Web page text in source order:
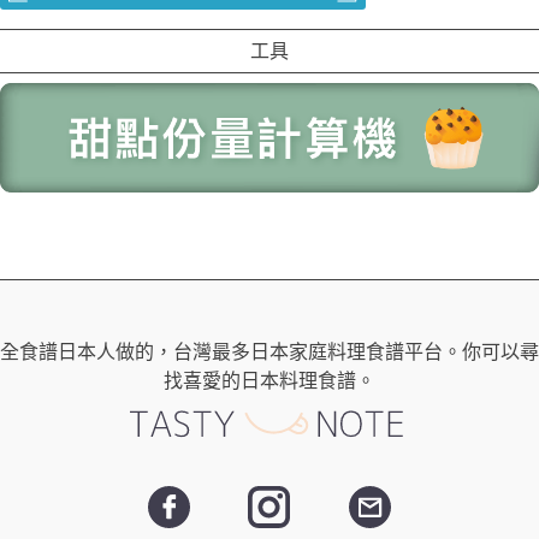
工具
全食譜日本人做的，台灣最多日本家庭料理食譜平台。你可以尋
找喜愛的日本料理食譜。